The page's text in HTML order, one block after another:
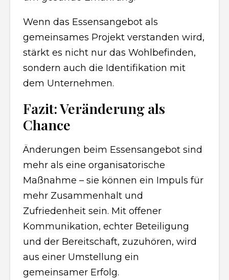
Wenn das Essensangebot als
gemeinsames Projekt verstanden wird,
stärkt es nicht nur das Wohlbefinden,
sondern auch die Identifikation mit
dem Unternehmen.
Fazit: Veränderung als
Chance
Änderungen beim Essensangebot sind
mehr als eine organisatorische
Maßnahme – sie können ein Impuls für
mehr Zusammenhalt und
Zufriedenheit sein. Mit offener
Kommunikation, echter Beteiligung
und der Bereitschaft, zuzuhören, wird
aus einer Umstellung ein
gemeinsamer Erfolg.